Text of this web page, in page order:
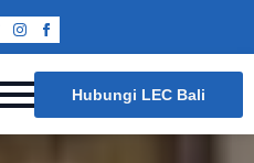
Hubungi LEC Bali